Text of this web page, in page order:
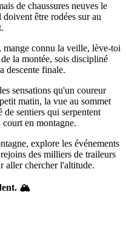
de chaussures neuves le
être rodées sur au
mange connu la veille, lève-toi
la montée, sois discipliné
descente finale.
sensations qu'un coureur
matin, la vue au sommet
de sentiers qui serpentent
en montagne.
explore les événements
des milliers de traileurs
aller chercher l'altitude.
🏔️